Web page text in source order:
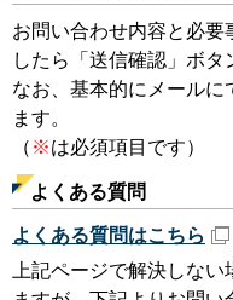
お問い合わせ内容と必要
したら「送信確認」ボタ
なお、基本的にメールに
ます。
（ ※は必須項目です）
よくある質問
よくある質問はこちら
上記ページで解決しな